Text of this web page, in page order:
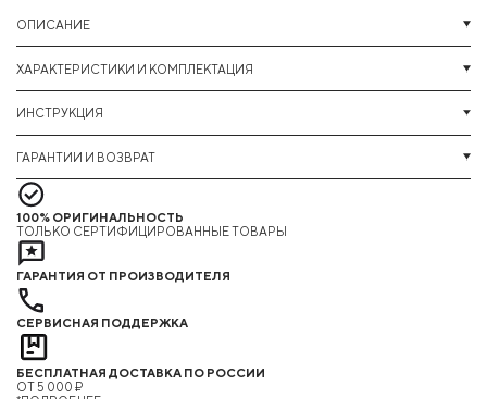
ОПИСАНИЕ
ХАРАКТЕРИСТИКИ И КОМПЛЕКТАЦИЯ
ИНСТРУКЦИЯ
ГАРАНТИИ И ВОЗВРАТ
100% ОРИГИНАЛЬНОСТЬ
ТОЛЬКО СЕРТИФИЦИРОВАННЫЕ ТОВАРЫ
ГАРАНТИЯ ОТ ПРОИЗВОДИТЕЛЯ
СЕРВИСНАЯ ПОДДЕРЖКА
БЕСПЛАТНАЯ ДОСТАВКА ПО РОССИИ
ОТ 5 000 ₽